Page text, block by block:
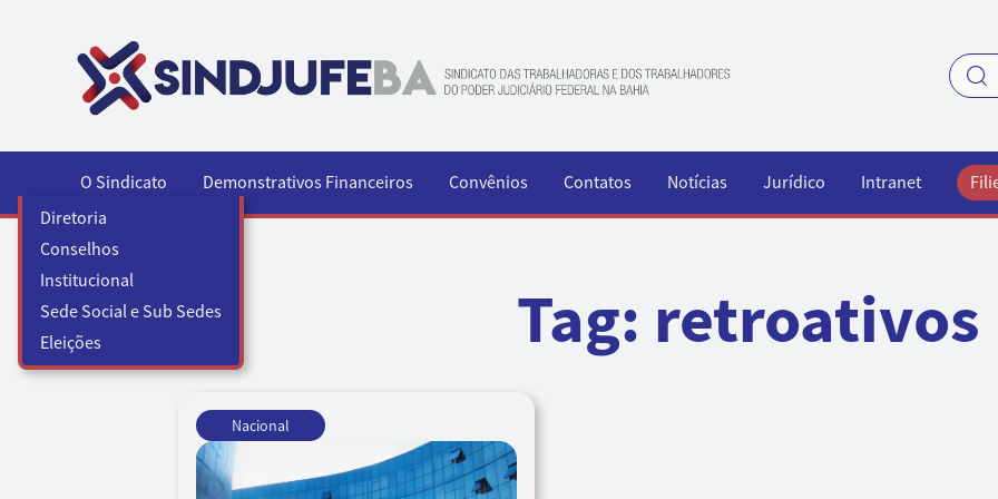
O Sindicato
Diretoria
Conselhos
Institucional
Sede Social e Sub Sedes
Eleições
Demonstrativos Financeiros Convênios Contatos Notícias Jurídico Intranet
Tag: retroativos
Nacional